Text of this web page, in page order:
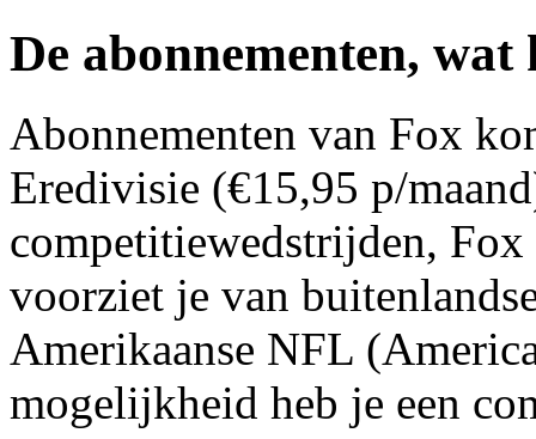
De abonnementen, wat
Abonnementen van Fox
Eredivisie (€15,95 p/
competitiewedstrijden,
voorziet je van
Amerikaanse NFL
mogelijkheid heb je een